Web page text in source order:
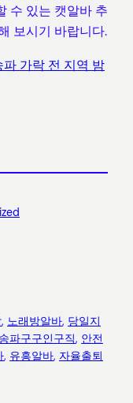
수 있는 캣알바 추
보시기 바랍니다.
파 가락 전 지역 밤
, 노래방알바, 당일지
송파구구인구직, 안전
, 유흥알바, 자율출퇴